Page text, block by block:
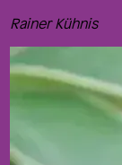
Rainer Kühnis